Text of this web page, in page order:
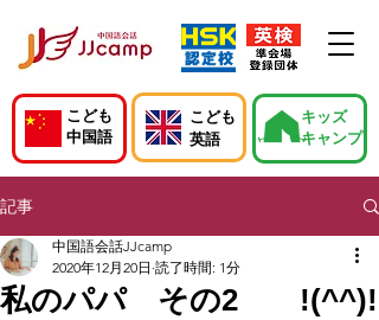
こども
中国語
こども
英語
キッズ
キャンプ
記事
私のパパ その2 !(^^)!
中国語会話JJcamp
2020年12月20日 読了時間: 1分